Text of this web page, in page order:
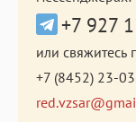
+7 927
или свяжитесь
+7 (8452) 23-